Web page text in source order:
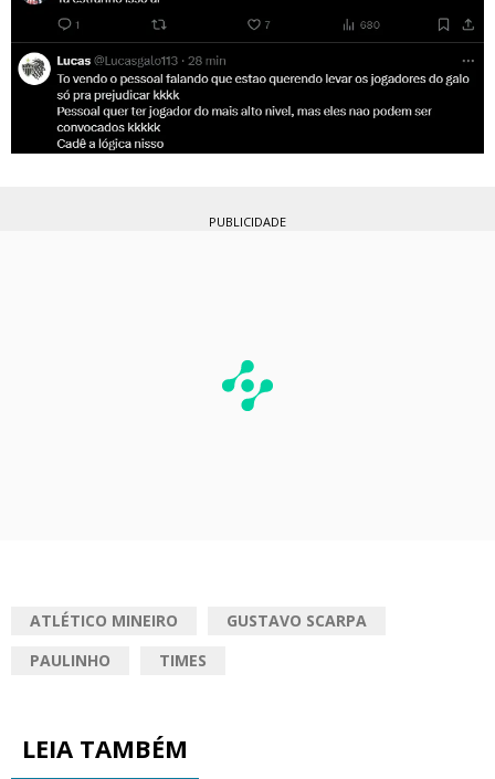
PUBLICIDADE
ATLÉTICO MINEIRO
GUSTAVO SCARPA
PAULINHO
TIMES
LEIA TAMBÉM